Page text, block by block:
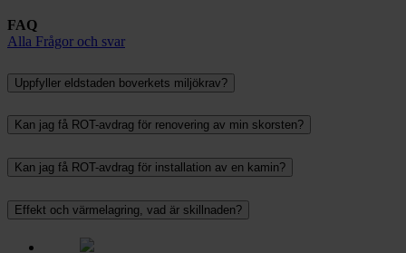
FAQ
Alla Frågor och svar
Uppfyller eldstaden boverkets miljökrav?
Kan jag få ROT-avdrag för renovering av min skorsten?
Kan jag få ROT-avdrag för installation av en kamin?
Effekt och värmelagring, vad är skillnaden?